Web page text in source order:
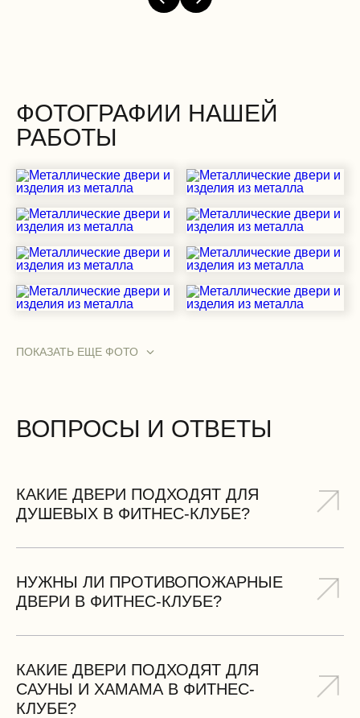
ФОТОГРАФИИ НАШЕЙ
РАБОТЫ
ПОКАЗАТЬ ЕЩЕ ФОТО
ВОПРОСЫ И ОТВЕТЫ
КАКИЕ ДВЕРИ ПОДХОДЯТ ДЛЯ
ДУШЕВЫХ В ФИТНЕС-КЛУБЕ?
влагостойкие двери из оцинкованной стали с
уплотнителями.
НУЖНЫ ЛИ ПРОТИВОПОЖАРНЫЕ
ДВЕРИ В ФИТНЕС-КЛУБЕ?
пожарной опасности требуются противопожарные
КАКИЕ ДВЕРИ ПОДХОДЯТ ДЛЯ
САУНЫ И ХАМАМА В ФИТНЕС-
КЛУБЕ?